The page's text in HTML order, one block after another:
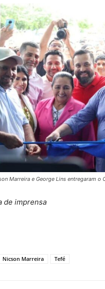
Marreira e George Lins entregaram o
de imprensa
Nicson Marreira Tefé